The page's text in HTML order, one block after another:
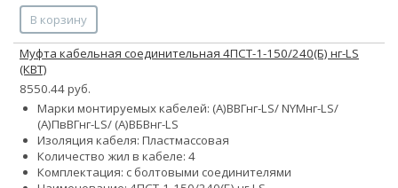
В корзину
Муфта кабельная соединительная 4ПСТ-1-150/240(Б) нг-LS
(КВТ)
8550.44 руб.
Марки монтируемых кабелей: (А)ВВГнг-LS/ NYMнг-LS/
(А)ПвВГнг-LS/ (А)ВБВнг-LS
Изоляция кабеля: Пластмассовая
Количество жил в кабеле: 4
Комплектация: с болтовыми соединителями